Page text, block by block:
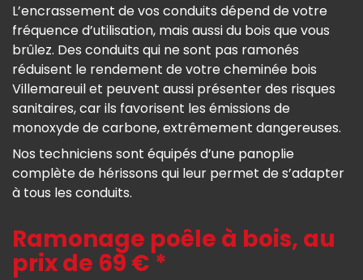
L’encrassement de vos conduits dépend de votre
fréquence d’utilisation, mais aussi du bois que vous
brûlez. Des conduits qui ne sont pas ramonés
réduisent le rendement de votre cheminée bois
Villemareuil et peuvent aussi présenter des risques
sanitaires, car ils favorisent les émissions de
monoxyde de carbone, extrêmement dangereuses.
Nos techniciens sont équipés d’une panoplie
complète de hérissons qui leur permet de s’adapter
à tous les conduits.
Ramonage poêle à bois, au
prix de 69 € *